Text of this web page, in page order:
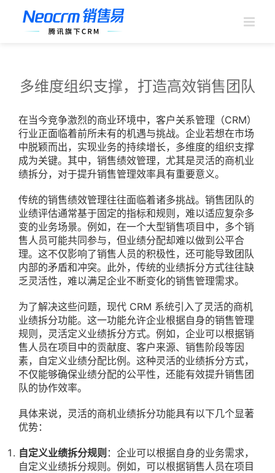
多维度组织支撑，打造高效销售团队
在当今竞争激烈的商业环境中，客户关系管理（CRM）
行业正面临着前所未有的机遇与挑战。企业若想在市场
中脱颖而出，实现业务的持续增长，多维度的组织支撑
成为关键。其中，销售绩效管理，尤其是灵活的商机业
绩拆分，对于提升销售管理效率具有重要意义。
传统的销售绩效管理往往面临着诸多挑战。销售团队的
业绩评估通常基于固定的指标和规则，难以适应复杂多
变的业务场景。例如，在一个大型销售项目中，多个销
售人员可能共同参与，但业绩分配却难以做到公平合
理。这不仅影响了销售人员的积极性，还可能导致团队
内部的矛盾和冲突。此外，传统的业绩拆分方式往往缺
乏灵活性，难以满足企业不断变化的销售管理需求。
为了解决这些问题，现代 CRM 系统引入了灵活的商机
业绩拆分功能。这一功能允许企业根据自身的销售管理
规则，灵活定义业绩拆分方式。例如，企业可以根据销
售人员在项目中的贡献度、客户来源、销售阶段等因
素，自定义业绩分配比例。这种灵活的业绩拆分方式，
不仅能够确保业绩分配的公平性，还能有效提升销售团
队的协作效率。
具体来说，灵活的商机业绩拆分功能具有以下几个显著
优势：
自定义业绩拆分规则 ：企业可以根据自身的业务需求，
自定义业绩拆分规则。例如，可以根据销售人员在项目